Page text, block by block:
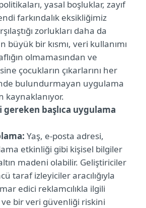
yasal boşluklar, zayıf
farkındalık eksikliğimiz
zorlukları daha da
büyük bir kısmı, veri kullanımı
olmamasından ve
çocukların çıkarlarını her
bulundurmayan uygulama
kaynaklanıyor.
başlıca uygulama
Yaş, e-posta adresi,
etkinliği gibi kişisel bilgiler
madeni olabilir. Geliştiriciler
taraf izleyiciler aracılığıyla
edici reklamcılıkla ilgili
ve bir veri güvenliği riskini